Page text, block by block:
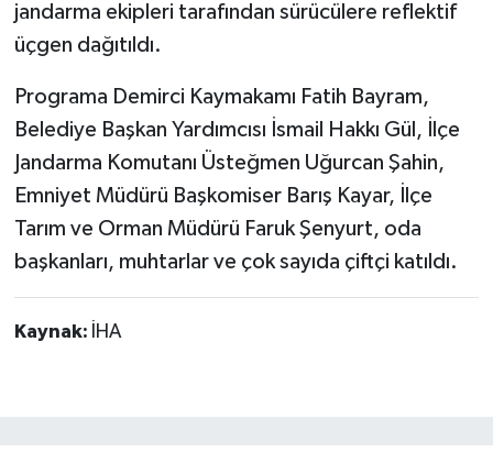
jandarma ekipleri tarafından sürücülere reflektif
üçgen dağıtıldı.
Programa Demirci Kaymakamı Fatih Bayram,
Belediye Başkan Yardımcısı İsmail Hakkı Gül, İlçe
Jandarma Komutanı Üsteğmen Uğurcan Şahin,
Emniyet Müdürü Başkomiser Barış Kayar, İlçe
Tarım ve Orman Müdürü Faruk Şenyurt, oda
başkanları, muhtarlar ve çok sayıda çiftçi katıldı.
Kaynak: İHA